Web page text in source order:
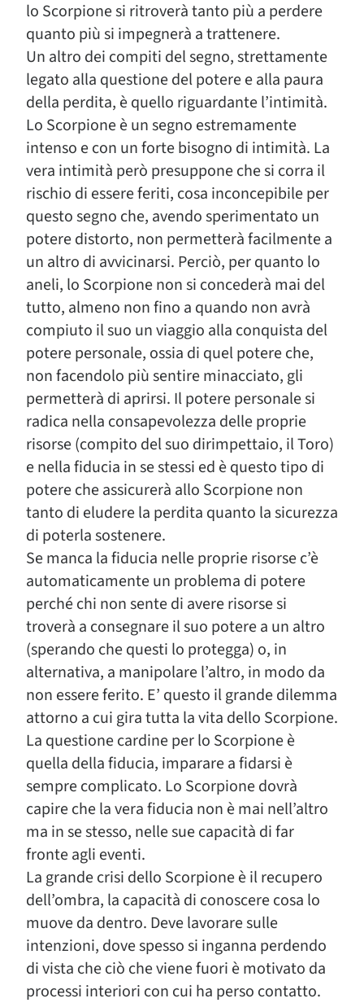
lo Scorpione si ritroverà tanto più a perdere
quanto più si impegnerà a trattenere.
Un altro dei compiti del segno, strettamente
legato alla questione del potere e alla paura
della perdita, è quello riguardante l’intimità.
Lo Scorpione è un segno estremamente
intenso e con un forte bisogno di intimità. La
vera intimità però presuppone che si corra il
rischio di essere feriti, cosa inconcepibile per
questo segno che, avendo sperimentato un
potere distorto, non permetterà facilmente a
un altro di avvicinarsi. Perciò, per quanto lo
aneli, lo Scorpione non si concederà mai del
tutto, almeno non fino a quando non avrà
compiuto il suo un viaggio alla conquista del
potere personale, ossia di quel potere che,
non facendolo più sentire minacciato, gli
permetterà di aprirsi. Il potere personale si
radica nella consapevolezza delle proprie
risorse (compito del suo dirimpettaio, il Toro)
e nella fiducia in se stessi ed è questo tipo di
potere che assicurerà allo Scorpione non
tanto di eludere la perdita quanto la sicurezza
di poterla sostenere.
Se manca la fiducia nelle proprie risorse c’è
automaticamente un problema di potere
perché chi non sente di avere risorse si
troverà a consegnare il suo potere a un altro
(sperando che questi lo protegga) o, in
alternativa, a manipolare l’altro, in modo da
non essere ferito. E’ questo il grande dilemma
attorno a cui gira tutta la vita dello Scorpione.
La questione cardine per lo Scorpione è
quella della fiducia, imparare a fidarsi è
sempre complicato. Lo Scorpione dovrà
capire che la vera fiducia non è mai nell’altro
ma in se stesso, nelle sue capacità di far
fronte agli eventi.
La grande crisi dello Scorpione è il recupero
dell’ombra, la capacità di conoscere cosa lo
muove da dentro. Deve lavorare sulle
intenzioni, dove spesso si inganna perdendo
di vista che ciò che viene fuori è motivato da
processi interiori con cui ha perso contatto.